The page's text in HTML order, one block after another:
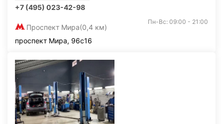
+7 (495) 023-42-98
Проспект Мира(0,4 км)
Пн-Вс: 09:00 - 21:00
проспект Мира, 96с16